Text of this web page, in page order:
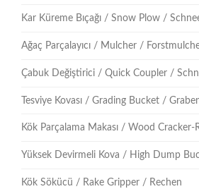
Kar Küreme Bıçağı / Snow Plow /
Ağaç Parçalayıcı / Mulcher /
Çabuk Değiştirici / Quick Coupler /
Tesviye Kovası / Grading Bucket /
Kök Parçalama Makası / Wood
Yüksek Devirmeli Kova / High Dump
Kök Sökücü / Rake Gripper / Rechen